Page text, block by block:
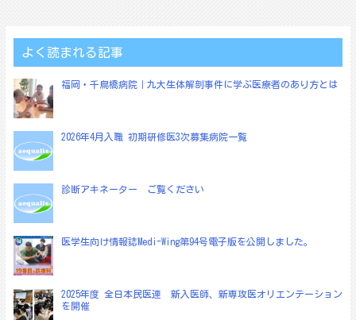
ゲ
ー
シ
ョ
ン
よく読まれる記事
福岡・千鳥橋病院｜九大生体解剖事件に学ぶ医療者のあり方とは
2026年4月入職 初期研修医3次募集病院一覧
診断アキネーター ご覧ください
医学生向け情報誌Medi-Wing第94号電子版を公開しました。
2025年度 全日本民医連 新入医師、新専攻医オリエンテーション
を開催